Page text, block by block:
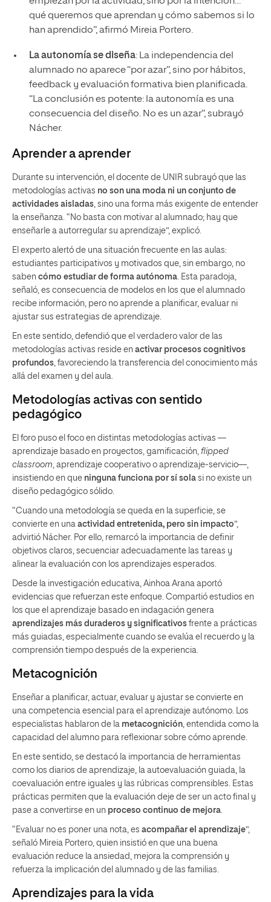
qué queremos que aprendan y cómo sabemos si lo
han aprendido”, afirmó Mireia Portero.
La autonomía se diseña: La independencia del
alumnado no aparece “por azar”, sino por hábitos,
feedback y evaluación formativa bien planificada.
“La conclusión es potente: la autonomía es una
consecuencia del diseño. No es un azar”, subrayó
Nácher.
Aprender a aprender
Durante su intervención, el docente de UNIR subrayó que las
metodologías activas no son una moda ni un conjunto de
actividades aisladas , sino una forma más exigente de entender
la enseñanza. “No basta con motivar al alumnado; hay que
enseñarle a autorregular su aprendizaje”, explicó.
El experto alertó de una situación frecuente en las aulas:
estudiantes participativos y motivados que, sin embargo, no
saben cómo estudiar de forma autónoma . Esta paradoja,
señaló, es consecuencia de modelos en los que el alumnado
recibe información, pero no aprende a planificar, evaluar ni
ajustar sus estrategias de aprendizaje.
En este sentido, defendió que el verdadero valor de las
metodologías activas reside en activar procesos cognitivos
profundos , favoreciendo la transferencia del conocimiento más
allá del examen y del aula.
Metodologías activas con sentido
pedagógico
El foro puso el foco en distintas metodologías activas —
aprendizaje basado en proyectos, gamificación, flipped
classroom , aprendizaje cooperativo o aprendizaje-servicio—,
insistiendo en que ninguna funciona por sí sola si no existe un
diseño pedagógico sólido.
“Cuando una metodología se queda en la superficie, se
convierte en una actividad entretenida, pero sin impacto”,
advirtió Nácher. Por ello, remarcó la importancia de definir
objetivos claros, secuenciar adecuadamente las tareas y
alinear la evaluación con los aprendizajes esperados.
Desde la investigación educativa, Ainhoa Arana aportó
evidencias que refuerzan este enfoque. Compartió estudios en
los que el aprendizaje basado en indagación genera
aprendizajes más duraderos y significativos frente a prácticas
más guiadas, especialmente cuando se evalúa el recuerdo y la
comprensión tiempo después de la experiencia.
Metacognición
Enseñar a planificar, actuar, evaluar y ajustar se convierte en
una competencia esencial para el aprendizaje autónomo. Los
especialistas hablaron de la metacognición , entendida como la
capacidad del alumno para reflexionar sobre cómo aprende.
En este sentido, se destacó la importancia de herramientas
como los diarios de aprendizaje, la autoevaluación guiada, la
coevaluación entre iguales y las rúbricas comprensibles. Estas
prácticas permiten que la evaluación deje de ser un acto final y
pase a convertirse en un proceso continuo de mejora
“Evaluar no es poner una nota, es acompañar el aprendizaje”,
señaló Mireia Portero, quien insistió en que una buena
evaluación reduce la ansiedad, mejora la comprensión y
refuerza la implicación del alumnado y de las familias.
Aprendizajes para la vida